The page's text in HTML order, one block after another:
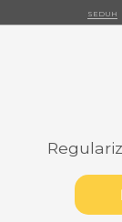
SEDUH